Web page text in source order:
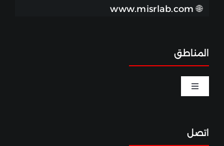
🌐
www.misrlab.com
المناطق
Toggle
اتصل